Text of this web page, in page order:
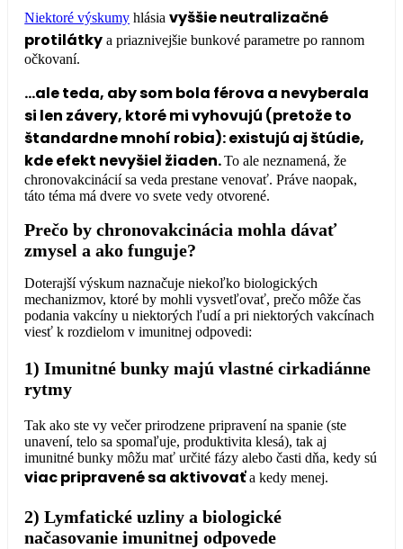
Niektoré výskumy hlásiavyššie neutralizačné
protilátky a priaznivejšie bunkové parametre po rannom
očkovaní.
…ale teda, aby som bola férova a nevyberala
si len závery, ktoré mi vyhovujú (pretože to
štandardne mnohí robia): existujú aj štúdie,
kde efekt nevyšiel žiaden.To ale neznamená, že
chronovakcinácií sa veda prestane venovať. Práve naopak,
táto téma má dvere vo svete vedy otvorené.
Prečo by chronovakcinácia mohla dávať
zmysel a ako funguje?
Doterajší výskum naznačuje niekoľko biologických
mechanizmov, ktoré by mohli vysvetľovať, prečo môže čas
podania vakcíny u niektorých ľudí a pri niektorých vakcínach
viesť k rozdielom v imunitnej odpovedi:
1)Imunitné bunky majú vlastné cirkadiánne
rytmy
Tak ako ste vy večer prirodzene pripravení na spanie (ste
unavení, telo sa spomaľuje, produktivita klesá), tak aj
imunitné bunky môžu mať určité fázy alebo časti dňa, kedy sú
viac pripravené sa aktivovaťa kedy menej.
2) Lymfatické uzliny a biologické
načasovanie imunitnej odpovede